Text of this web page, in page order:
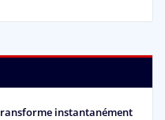
instantanément